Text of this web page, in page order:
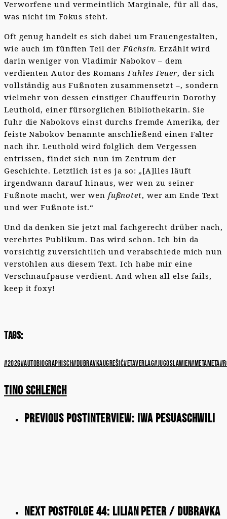
Verworfene und vermeintlich Marginale, für all das,
was nicht im Fokus steht.
Oft genug handelt es sich dabei um Frauengestalten,
wie auch im fünften Teil derFüchsin. Erzählt wird
darin weniger von Vladimir Nabokov – dem
verdienten Autor des RomansFahles Feuer, der sich
vollständig aus Fußnoten zusammensetzt –, sondern
vielmehr von dessen einstiger Chauffeurin Dorothy
Leuthold, einer fürsorglichen Bibliothekarin. Sie
fuhr die Nabokovs einst durchs fremde Amerika, der
feiste Nabokov benannte anschließend einen Falter
nach ihr. Leuthold wird folglich dem Vergessen
entrissen, findet sich nun im Zentrum der
Geschichte. Letztlich ist es ja so: „[A]lles läuft
irgendwann darauf hinaus, wer wen zu seiner
Fußnote macht, wer wen fußnotet, wer am Ende Text
und wer Fußnote ist.“
Und da denken Sie jetzt mal fachgerecht drüber nach,
verehrtes Publikum. Das wird schon. Ich bin da
vorsichtig zuversichtlich und verabschiede mich nun
verstohlen aus diesem Text. Ich habe mir eine
Verschnaufpause verdient. And when all else fails,
keep it foxy!
Tags:
#2026#autobiographisch#dubravkaugrešić#etaverlag#jugoslawien#metameta
Tino Schlench
Previous PostInterview: Iwa Pesuaschwili
Next PostFolge 44: Lilian Peter / Dubravka